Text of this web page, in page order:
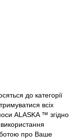
до категорії
всіх
ALASKA ™ згідно
про Ваше